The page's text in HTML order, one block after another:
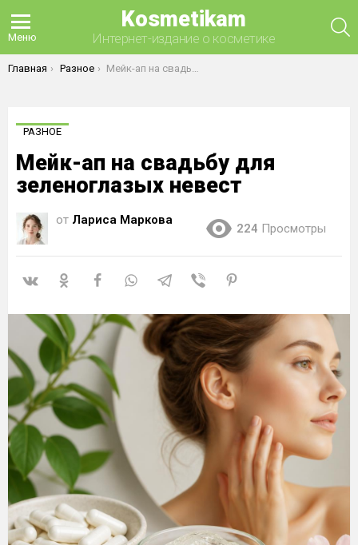
Меню
Kosmetikam
Интернет-издание о косметике
Вы здесь:
Главная Разное Мейк-ап на свадьбу для зеленоглазых невест
РАЗНОЕ
Мейк-ап на свадьбу для
зеленоглазых невест
от Лариса Маркова
224 Просмотры